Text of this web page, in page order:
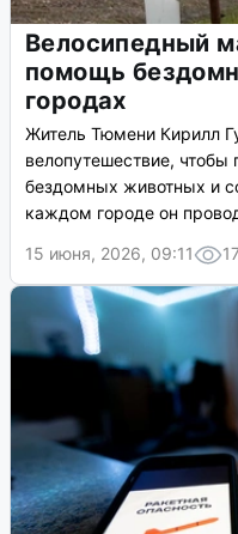
Велосипедный
помощь
городах
Житель Тюмени Кирилл
велопутешествие,
бездомных животных и
каждом городе он
15 июня, 2026, 09:11
17